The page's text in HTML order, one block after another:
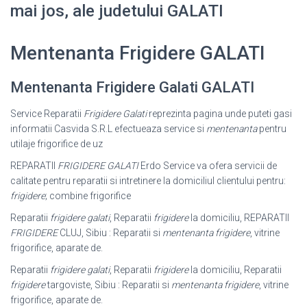
mai jos, ale judetului GALATI
Mentenanta Frigidere GALATI
Mentenanta Frigidere Galati GALATI
Service Reparatii Frigidere Galatireprezinta pagina unde puteti gasi
informatii Casvida S.R.L efectueaza service si mentenantapentru
utilaje frigorifice de uz
REPARATII FRIGIDERE GALATIErdo Service va ofera servicii de
calitate pentru reparatii si intretinere la domiciliul clientului pentru:
frigidere; combine frigorifice
Reparatii frigidere galati, Reparatii frigiderela domiciliu, REPARATII
FRIGIDERECLUJ, Sibiu : Reparatii si mentenanta frigidere, vitrine
frigorifice, aparate de.
Reparatii frigidere galati, Reparatii frigiderela domiciliu, Reparatii
frigideretargoviste, Sibiu : Reparatii si mentenanta frigidere, vitrine
frigorifice, aparate de.